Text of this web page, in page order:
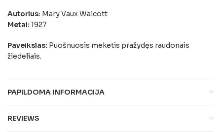
Autorius: Mary Vaux Walcott
Metai: 1927
Paveikslas: Puošnuosis meketis pražydęs raudonais
žiedeliais.
PAPILDOMA INFORMACIJA
REVIEWS